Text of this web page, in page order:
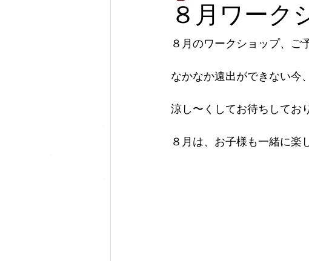
８月ワーク
８月のワークショップ、ご
なかなか遠出ができない今
涼し〜くしてお待ちしてお
８月は、お子様も一緒に楽